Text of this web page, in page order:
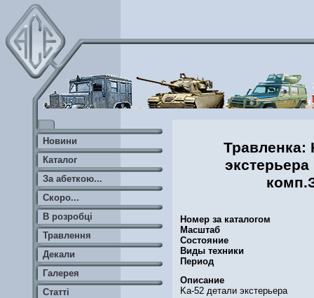
Травленка:
Номер за каталогом
Масштаб
Состояние
Виды техники
Период
Описание
Ka-52 детали экстерьера
Новини
Каталог
За абеткою...
Скоро...
В розробці
Травлення
Декали
Галерея
Статті